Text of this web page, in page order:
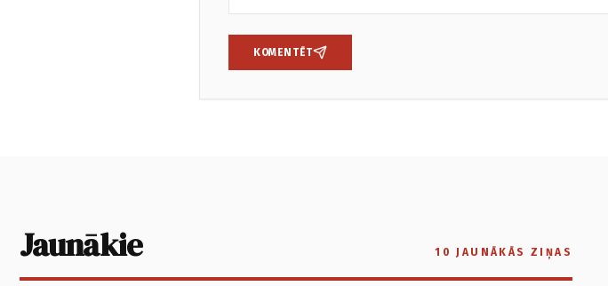
KOMENTĒT
Jaunākie 10 JAUNĀKĀS ZIŅAS